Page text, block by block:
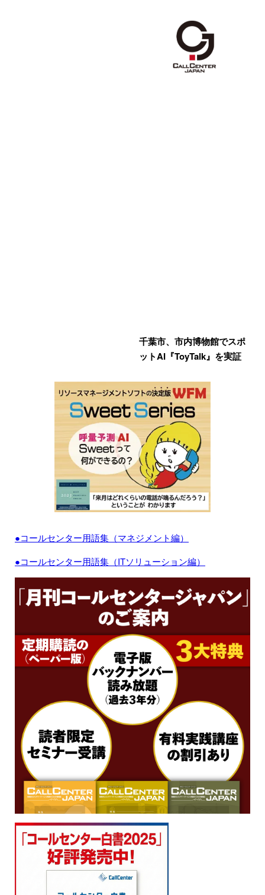
千葉市、市内博物館でスポ
ットAI『ToyTalk』を実証
●コールセンター用語集（マネジメント編）
●コールセンター用語集（ITソリューション編）